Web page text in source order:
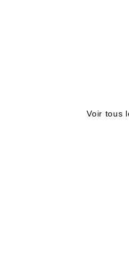
Voir tous